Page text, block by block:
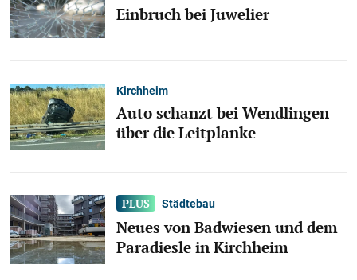
Einbruch bei Juwelier
Kirchheim
Auto schanzt bei Wendlingen
über die Leitplanke
Städtebau
Neues von Badwiesen und dem
Paradiesle in Kirchheim